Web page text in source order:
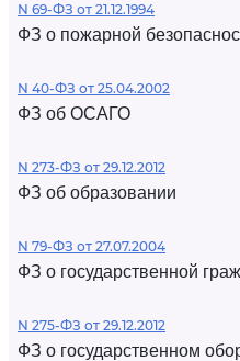
N 69-ФЗ от 21.12.1994
ФЗ о пожарной
N 40-ФЗ от 25.04.2002
ФЗ об ОСАГО
N 273-ФЗ от 29.12.2012
ФЗ об образовании
N 79-ФЗ от 27.07.2004
ФЗ о государственной
N 275-ФЗ от 29.12.2012
ФЗ о государственном